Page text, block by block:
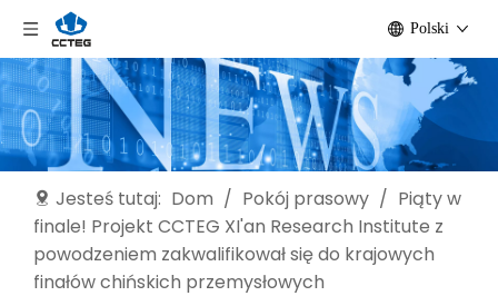
Polski
Jesteś tutaj: Dom / Pokój prasowy / Piąty w
finale! Projekt CCTEG XI'an Research Institute z
powodzeniem zakwalifikował się do krajowych
finałów chińskich przemysłowych